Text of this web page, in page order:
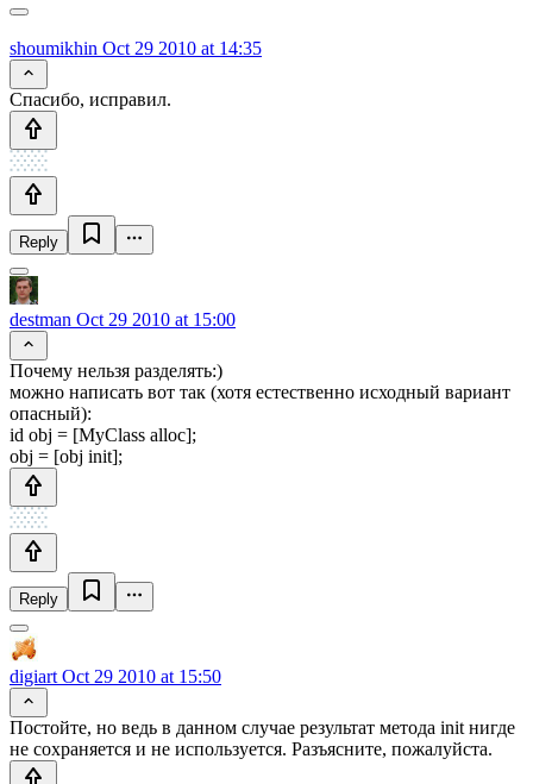
shoumikhin Oct 29 2010 at 14:35
Спасибо, исправил.
Reply
destman Oct 29 2010 at 15:00
Почему нельзя разделять:)
можно написать вот так (хотя естественно исходный вариант
опасный):
id obj = [MyClass alloc];
obj = [obj init];
Reply
digiart Oct 29 2010 at 15:50
Постойте, но ведь в данном случае результат метода init нигде
не сохраняется и не используется. Разъясните, пожалуйста.